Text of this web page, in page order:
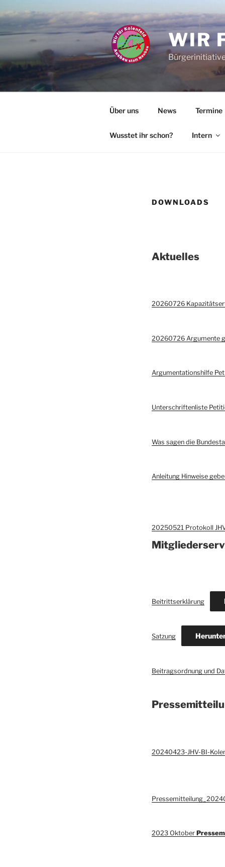
Inhalt
springen
WIR
Über uns News Termine
Wusstet ihr schon? Intern
DOWNLOADS
Aktuelles
20260726
20260726 Argumente
Argumentationshilfe
Unterschriftenliste
Was sagen die
Anleitung Hinweise
20250521 Protokoll
Beitrittserklärung
Satzung
Beitragsordnung und
20240423-JHV-BI-
2023 Oktober